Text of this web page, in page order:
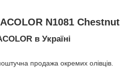
N1081 Chestnut
в Україні
продажа окремих олівців.